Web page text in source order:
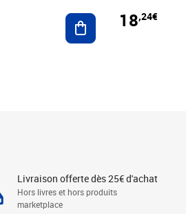
Ajouter au panier
18,24€
Livraison offerte dès 25€ d'achat
Hors livres et hors produits
marketplace